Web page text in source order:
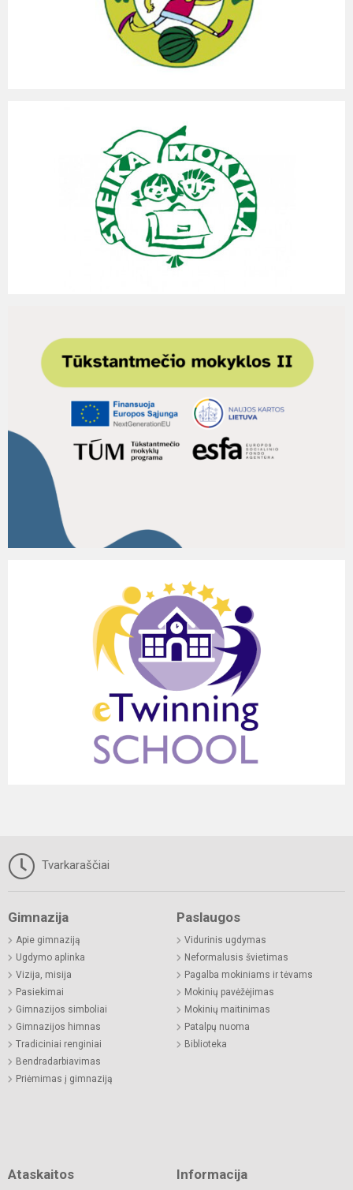
Tvarkaraščiai
Gimnazija
Apie gimnaziją
Ugdymo aplinka
Vizija, misija
Pasiekimai
Gimnazijos simboliai
Gimnazijos himnas
Tradiciniai renginiai
Bendradarbiavimas
Priėmimas į gimnaziją
Paslaugos
Vidurinis ugdymas
Neformalusis švietimas
Pagalba mokiniams ir tėvams
Mokinių pavėžėjimas
Mokinių maitinimas
Patalpų nuoma
Biblioteka
Ataskaitos Informacija